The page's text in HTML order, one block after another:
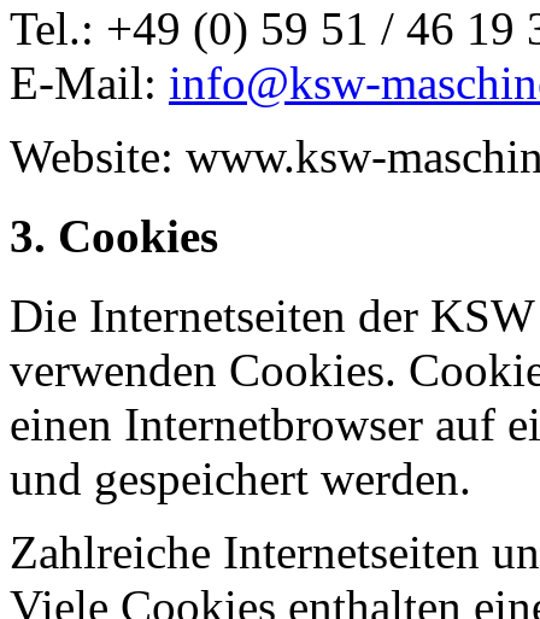
Tel.: +49 (0) 59 51 / 46 19
E-Mail: info@ksw-
Website: www.ksw-
3. Cookies
Die Internetseiten der
verwenden Cookies.
einen Internetbrowser auf
und gespeichert werden.
Zahlreiche Internetseiten
Viele Cookies enthalten